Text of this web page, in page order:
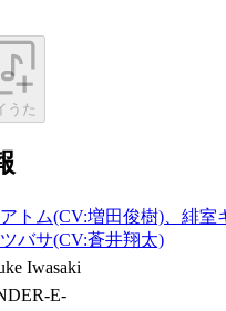
うた
トム(CV:増田俊樹)、緋室
バサ(CV:蒼井翔太)
Iwasaki
E-